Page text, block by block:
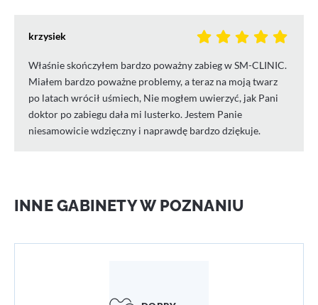
krzysiek
Właśnie skończyłem bardzo poważny zabieg w SM-CLINIC.
Miałem bardzo poważne problemy, a teraz na moją twarz
po latach wrócił uśmiech, Nie mogłem uwierzyć, jak Pani
doktor po zabiegu dała mi lusterko. Jestem Panie
niesamowicie wdzięczny i naprawdę bardzo dziękuje.
INNE GABINETY W POZNANIU